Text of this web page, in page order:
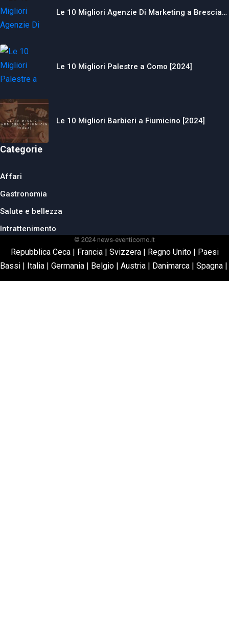
Le 10 Migliori Agenzie Di Marketing a Brescia…
Le 10 Migliori Palestre a Como [2024]
Le 10 Migliori Barbieri a Fiumicino [2024]
Categorie
Affari
Gastronomia
Salute e bellezza
Intrattenimento
© 2024 news-eventicomo.it
Repubblica Ceca| Francia| Svizzera| Regno Unito| Paesi
Bassi | Italia | Germania | Belgio | Austria | Danimarca | Spagna |